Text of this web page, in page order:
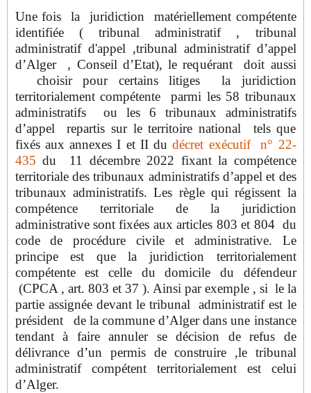
Une fois la juridiction matériellement compétente
identifiée ( tribunal administratif , tribunal
administratif d'appel ,tribunal administratif d’appel
d’Alger , Conseil d’Etat), le requérant doit aussi
choisir pour certains litiges la juridiction
territorialement compétente parmi les 58 tribunaux
administratifs ou les 6 tribunaux administratifs
d’appel repartis sur le territoire national tels que
fixés aux annexes I et II dudécret exécutif n° 22-
435 du 11 décembre 2022 fixant la compétence
territoriale des tribunaux administratifs d’appel et des
tribunaux administratifs. Les règle qui régissent la
compétence territoriale de la juridiction
administrative sont fixées aux articles 803 et 804 du
code de procédure civile et administrative. Le
principe est
que la juridiction territorialement
compétente est celle du domicile du défendeur
(CPCA , art. 803 et 37 ). Ainsi par exemple , si le la
partie assignée devant le tribunal administratif est le
président de la commune d’Alger dans une instance
tendant à faire annuler se décision de refus de
délivrance d’un permis de construire ,le tribunal
administratif compétent territorialement est celui
d’Alger.